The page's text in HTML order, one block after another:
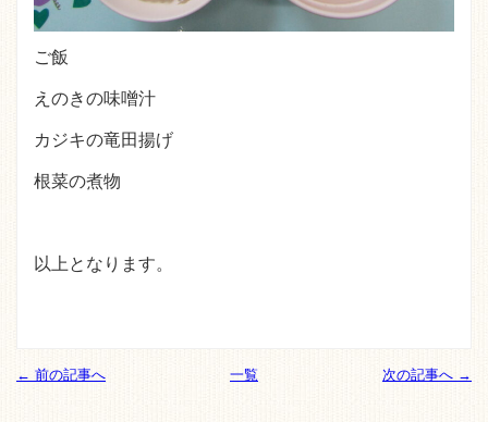
ご飯
えのきの味噌汁
カジキの竜田揚げ
根菜の煮物
以上となります。
← 前の記事へ 次の記事へ →
一覧